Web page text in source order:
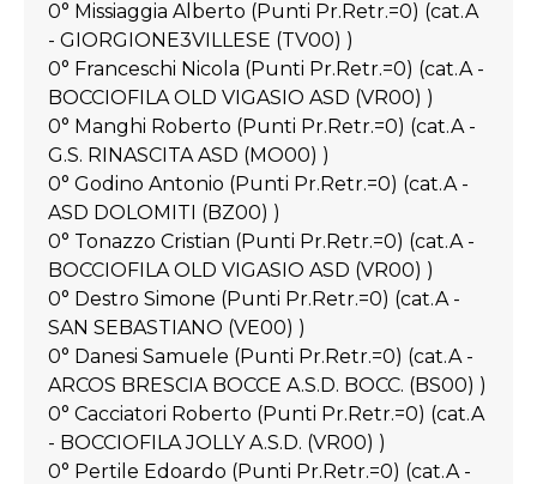
0° Missiaggia Alberto (Punti Pr.Retr.=0) (cat.A
- GIORGIONE3VILLESE (TV00) )
0° Franceschi Nicola (Punti Pr.Retr.=0) (cat.A -
BOCCIOFILA OLD VIGASIO ASD (VR00) )
0° Manghi Roberto (Punti Pr.Retr.=0) (cat.A -
G.S. RINASCITA ASD (MO00) )
0° Godino Antonio (Punti Pr.Retr.=0) (cat.A -
ASD DOLOMITI (BZ00) )
0° Tonazzo Cristian (Punti Pr.Retr.=0) (cat.A -
BOCCIOFILA OLD VIGASIO ASD (VR00) )
0° Destro Simone (Punti Pr.Retr.=0) (cat.A -
SAN SEBASTIANO (VE00) )
0° Danesi Samuele (Punti Pr.Retr.=0) (cat.A -
ARCOS BRESCIA BOCCE A.S.D. BOCC. (BS00) )
0° Cacciatori Roberto (Punti Pr.Retr.=0) (cat.A
- BOCCIOFILA JOLLY A.S.D. (VR00) )
0° Pertile Edoardo (Punti Pr.Retr.=0) (cat.A -